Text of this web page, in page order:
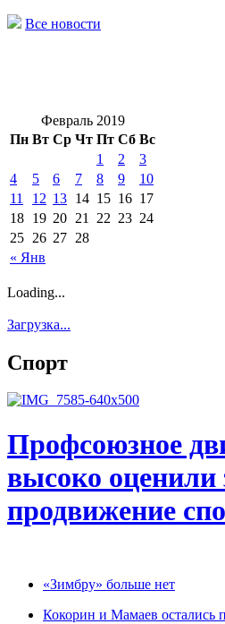
Все новости
Февраль 2019
Пн Вт Ср Чт Пт Сб Вс
« Янв
1 2
3
4
5 6 7 8 9
10
11
12 13 14 15 16 17
18 19 20 21 22 23 24
25 26 27 28
Loading...
Загрузка...
Спорт
Профсоюзное
высоко оценили
продвижение
«Зимбру» больше нет
Кокорин и Мамаев остались